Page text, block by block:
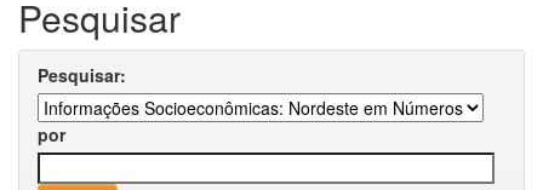
Pesquisar
Pesquisar:
por